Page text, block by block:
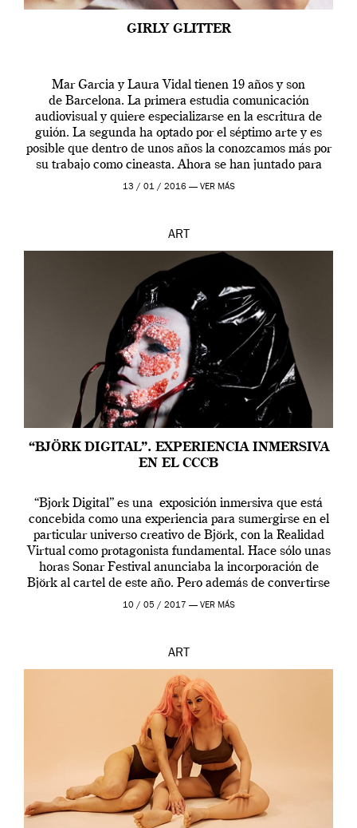
GIRLY GLITTER
Mar Garcia y Laura Vidal tienen 19 años y son
de Barcelona. La primera estudia comunicación
audiovisual y quiere especializarse en la escritura de
guión. La segunda ha optado por el séptimo arte y es
posible que dentro de unos años la conozcamos más por
su trabajo como cineasta. Ahora se han juntado para
contarnos una […]
13 / 01 / 2016 — VER MÁS
ART
“BJÖRK DIGITAL”. EXPERIENCIA INMERSIVA
EN EL CCCB
“Bjork Digital” es una exposición inmersiva que está
concebida como una experiencia para sumergirse en el
particular universo creativo de Björk, con la Realidad
Virtual como protagonista fundamental. Hace sólo unas
horas Sonar Festival anunciaba la incorporación de
Björk al cartel de este año. Pero además de convertirse
en una de las actuaciones más relevantes […]
10 / 05 / 2017 — VER MÁS
ART